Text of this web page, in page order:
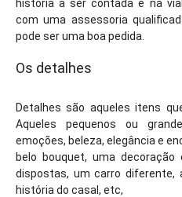
história a ser contada e na
com uma assessoria
pode ser uma boa pedida.
Os detalhes
Detalhes são aqueles itens
Aqueles pequenos ou
emoções, beleza, elegância e
belo bouquet, uma
dispostas, um carro diferente,
história do casal, etc,